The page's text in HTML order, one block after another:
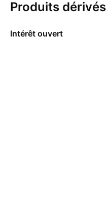
Produits dérivés
Intérêt ouvert